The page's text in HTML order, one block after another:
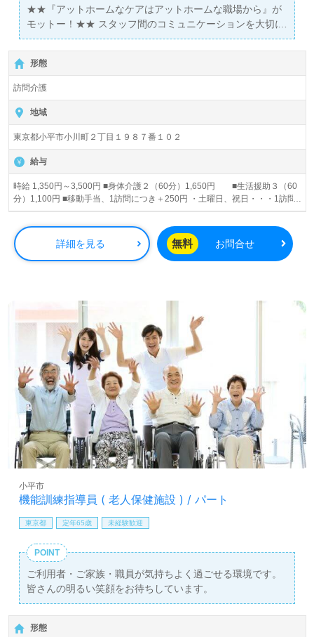
★★『アットホームなケアはアットホームな職場から』が
モットー！★★ スタッフ間のコミュニケーションを大切に
しています。 初心者大歓迎♪ 中高齢の方も歓迎♪ 子育て
世代も応援します♪
形態
訪問介護
地域
東京都小平市小川町２丁目１９８７番１０２
給与
時給 1,350円～3,500円 ■身体介護２（60分）1,650円 ■生活援助３（60
分）1,100円 ■移動手当、1訪問につき＋250円 ・土曜日、祝日・・・1訪問
につき＋600円 ・日曜日・・・1訪問につき＋1000円 ■実績手当 ・
績時間数が40時間以上・・・5,000円/月 ・1ヶ月のケア実績時間数が60時
間以上・・・10,000円/月 ■夜間手当 ・18:00～20:00・・・+400円 ・
20:00以降・・・+800円 ■資格手当 介護福祉士・・・1訪問につき＋50円 ■
別手当を支給。 ■時給例 ・日曜日20:00に30分の身体介護を行った場合。
（介護福祉士、お子さんあり） 身体介護1,110円＋移動手当1000円＋介護
福祉士50円＋子ども手当50円＋夜間手当800円 =合計2,1090円。
詳細を見る 無料 お問合せ
機能訓練指導員 ( 老人保健施設 ) / パート
小平市
東京都 定年65歳 未経験歓迎
POINT
ご利用者・ご家族・職員が気持ちよく過ごせる環境です。
皆さんの明るい笑顔をお待ちしています。
形態